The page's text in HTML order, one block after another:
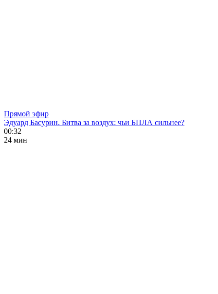
Прямой эфир
Эдуард Басурин. Битва за воздух: чьи БПЛА сильнее?
00:32
24 мин